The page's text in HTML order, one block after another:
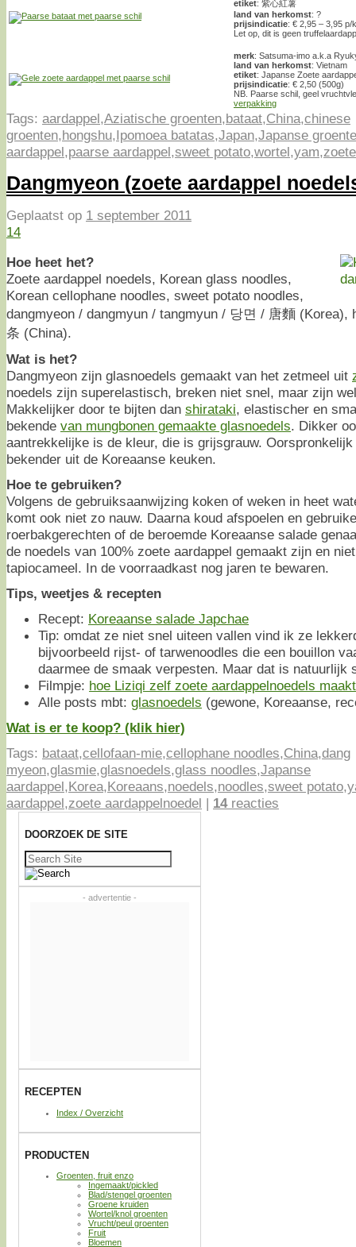
etiket: 紫心紅薯
land van herkomst: ?
prijsindicatie: € 2,95 – 3,95 p/
Let op, dit is geen
merk: Satsuma-imo a.k.a
land van herkomst: Vietnam
etiket: Japanse Zoete
prijsindicatie: € 2,50 (500g)
NB. Paarse schil, geel
verpakking
Tags: aardappel,Aziatische groenten,bataat,China,chinese
groenten,hongshu,Ipomoea batatas,Japan,Japanse
aardappel,paarse aardappel,sweet potato,wortel,yam,
Dangmyeon (zoete aardappel
Geplaatst op 1 september 2011
14
Hoe heet het?
Zoete aardappel noedels, Korean glass noodles,
Korean cellophane noodles, sweet potato noodles,
dangmyeon / dangmyun / tangmyun / 당면 / 唐麵 (Korea),
条 (China).
Wat is het?
Dangmyeon zijn glasnoedels gemaakt van het zetmeel uit
noedels zijn superelastisch, breken niet snel, maar zijn
Makkelijker door te bijten dan shirataki, elastischer en
bekende van mungbonen gemaakte glasnoedels. Dikker
aantrekkelijke is de kleur, die is grijsgrauw.
bekender uit de Koreaanse keuken.
Hoe te gebruiken?
Volgens de gebruiksaanwijzing koken of weken in heet
komt ook niet zo nauw. Daarna koud afspoelen en
roerbakgerechten of de beroemde Koreaanse salade
de noedels van 100% zoete aardappel gemaakt zijn en
tapiocameel. In de voorraadkast nog jaren te bewaren.
Tips, weetjes & recepten
Recept: Koreaanse salade Japchae
Tip: omdat ze niet snel uiteen vallen vind ik ze
bijvoorbeeld rijst- of tarwenoodles die een bouillon
daarmee de smaak verpesten. Maar dat is natuurlijk
Filmpje: hoe Liziqi zelf zoete aardappelnoedels
Alle posts mbt: glasnoedels (gewone, Koreaanse,
Wat is er te koop? (klik hier)
Tags: bataat,cellofaan-mie,cellophane noodles,China,dang
myeon,glasmie,glasnoedels,glass noodles,Japanse
aardappel,Korea,Koreaans,noedels,noodles,sweet potato,
aardappel,zoete aardappelnoedel | 14reacties
DOORZOEK DE SITE
Zoeken
naar:
- advertentie -
RECEPTEN
Index / Overzicht
PRODUCTEN
Groenten, fruit enzo
Ingemaakt/pickled
Blad/stengel groenten
Groene kruiden
Wortel/knol groenten
Vrucht/peul groenten
Fruit
Bloemen